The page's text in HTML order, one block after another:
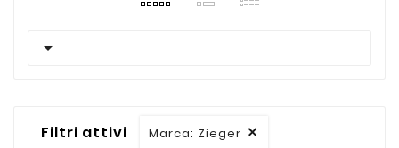

Filtri attivi Marca: Zieger 